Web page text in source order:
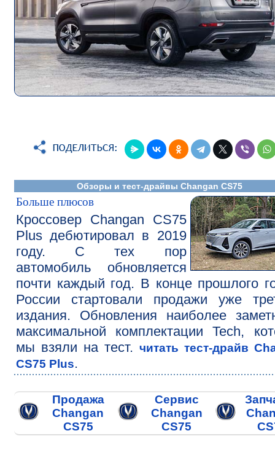
Обзоры и тест-драйвы Changan CS75
Больше плюсов
Кроссовер Changan CS75
Plus дебютировал в 2019
году. С тех пор
автомобиль обновляется
почти каждый год. В конце прошлого
России стартовали продажи уже
издания. Обновления наиболее
максимальной комплектации Tech,
мы взяли на тест. читать тест-драйв
CS75 Plus.
Продажа
Changan
CS75
Сервис
Changan
CS75